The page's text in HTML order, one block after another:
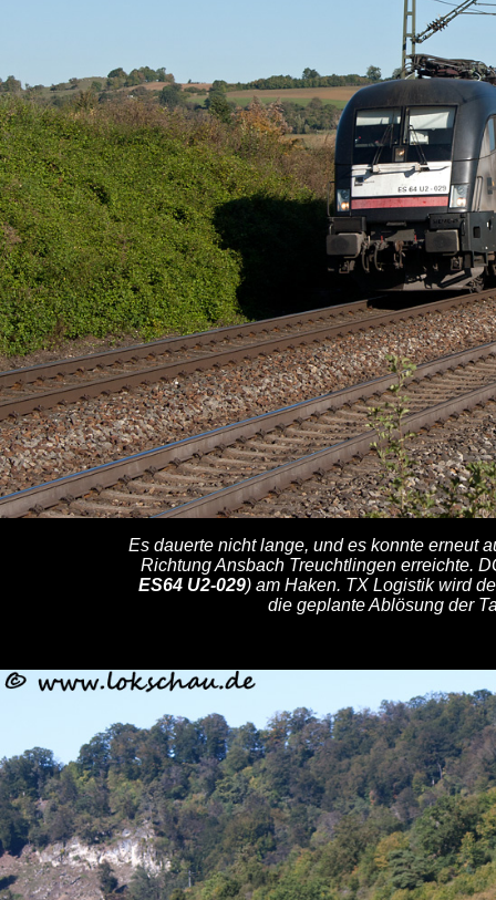
Es dauerte nicht lange, und es konnte erneut
Richtung Ansbach Treuchtlingen erreichte.
ES64 U2-029) am Haken. TX Logistik wird
die geplante Ablösung der